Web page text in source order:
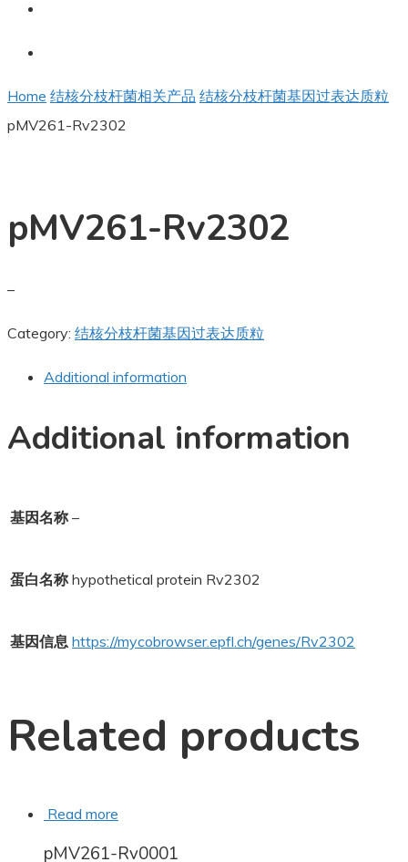
Home 结核分枝杆菌相关产品 结核分枝杆菌基因过表达质粒
pMV261-Rv2302
pMV261-Rv2302
–
Category: 结核分枝杆菌基因过表达质粒
Additional information
Additional information
基因名称 –
蛋白名称 hypothetical protein Rv2302
基因信息 https://mycobrowser.epfl.ch/genes/Rv2302
Related products
Read more
pMV261-Rv0001